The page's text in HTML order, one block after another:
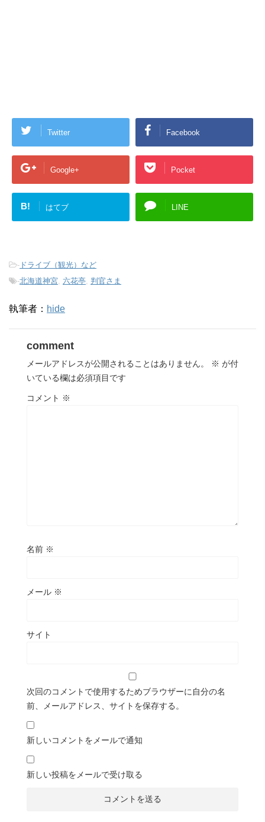
Twitter Facebook
Google+ Pocket
B! はてブ LINE
- ドライブ（観光）など
-北海道神宮, 六花亭, 判官さま
執筆者： hide
comment
メールアドレスが公開されることはありません。 ※ が付
いている欄は必須項目です
コメント ※
名前 ※
メール ※
サイト
次回のコメントで使用するためブラウザーに自分の名
前、メールアドレス、サイトを保存する。
新しいコメントをメールで通知
新しい投稿をメールで受け取る